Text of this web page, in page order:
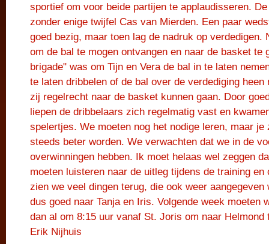
sportief om voor beide partijen te applaudisseren.
zonder enige twijfel Cas van Mierden. Een paar
goed bezig, maar toen lag de nadruk op verdedigen.
om de bal te mogen ontvangen en naar de basket te
brigade" was om Tijn en Vera de bal in te laten
te laten dribbelen of de bal over de verdediging
zij regelrecht naar de basket kunnen gaan. Door
liepen de dribbelaars zich regelmatig vast en
spelertjes. We moeten nog het nodige leren, maar
steeds beter worden. We verwachten dat we in de
overwinningen hebben. Ik moet helaas wel zeggen
moeten luisteren naar de uitleg tijdens de training
zien we veel dingen terug, die ook weer
dus goed naar Tanja en Iris. Volgende week moeten
dan al om 8:15 uur vanaf St. Joris om naar Helmond
Erik Nijhuis